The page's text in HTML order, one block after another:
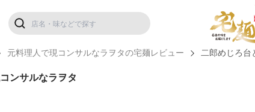
元料理人で現コンサルなラヲタの宅麺レビュー 二郎めじろ台
ンサルなラヲタ